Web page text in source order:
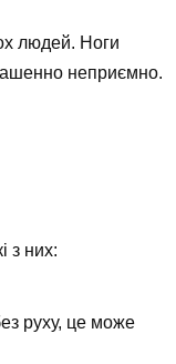
людей. Ноги
неприємно.
з них:
руху, це може